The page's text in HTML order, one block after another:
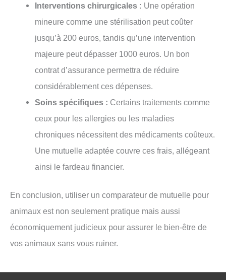
Interventions chirurgicales : Une opération
mineure comme une stérilisation peut coûter
jusqu’à 200 euros, tandis qu’une intervention
majeure peut dépasser 1000 euros. Un bon
contrat d’assurance permettra de réduire
considérablement ces dépenses.
Soins spécifiques : Certains traitements comme
ceux pour les allergies ou les maladies
chroniques nécessitent des médicaments coûteux.
Une mutuelle adaptée couvre ces frais, allégeant
ainsi le fardeau financier.
En conclusion, utiliser un comparateur de mutuelle pour
animaux est non seulement pratique mais aussi
économiquement judicieux pour assurer le bien-être de
vos animaux sans vous ruiner.